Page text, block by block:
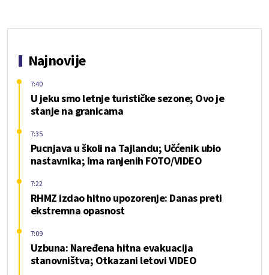
Najnovije
U jeku smo letnje turističke sezone; Ovo je
stanje na granicama
7:40
Pucnjava u školi na Tajlandu; Učćenik ubio
nastavnika; Ima ranjenih FOTO/VIDEO
7:35
RHMZ izdao hitno upozorenje: Danas preti
ekstremna opasnost
7:22
Uzbuna: Naređena hitna evakuacija
stanovništva; Otkazani letovi VIDEO
7:09